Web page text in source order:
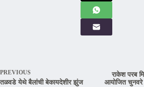
PREVIOUS
तळवडे येथे बैलांची बेकायदेशीर झुंज
राकेश परब
आयोजित चुनवरे